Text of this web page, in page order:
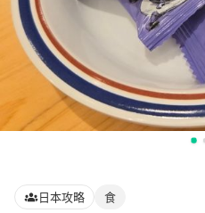
日本攻略 食